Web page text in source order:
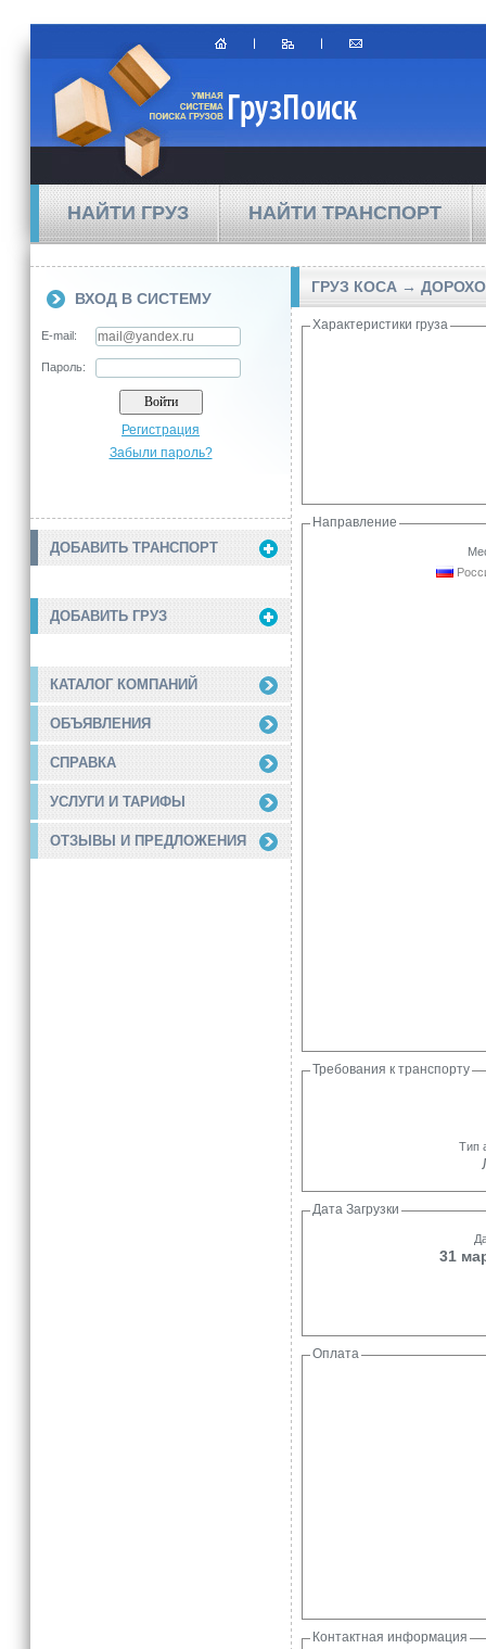
НАЙТИ ГРУЗ НАЙТИ ТРАНСПОРТ
ВХОД В СИСТЕМУ
E-mail:
Пароль:
Регистрация
Забыли пароль?
ДОБАВИТЬ ТРАНСПОРТ
ДОБАВИТЬ ГРУЗ
КАТАЛОГ КОМПАНИЙ
ОБЪЯВЛЕНИЯ
СПРАВКА
УСЛУГИ И ТАРИФЫ
ОТЗЫВЫ И ПРЕДЛОЖЕНИЯ
ГРУЗ КОСА →
Характеристики груза
Направление
Требования к транспорту
Тип
Дата Загрузки
31
Оплата
Контактная информация